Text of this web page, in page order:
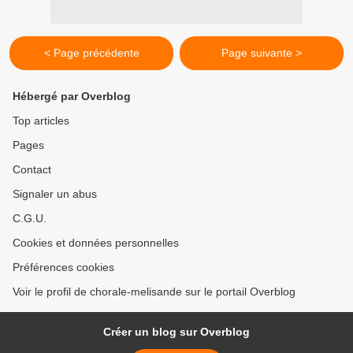
< Page précédente Page suivante >
Hébergé par Overblog
Top articles
Pages
Contact
Signaler un abus
C.G.U.
Cookies et données personnelles
Préférences cookies
Voir le profil de chorale-melisande sur le portail Overblog
Créer un blog sur Overblog